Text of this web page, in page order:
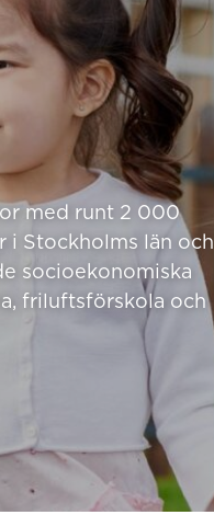
med runt 2 000
i Stockholms län och
socioekonomiska
friluftsförskola och